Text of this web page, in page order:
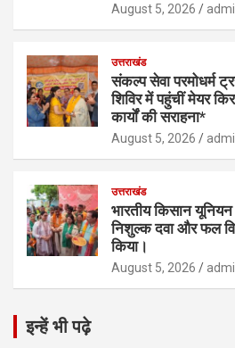
August 5, 2026
उत्तराखंड
संकल्प सेवा परमोधर्म
शिविर में पहुंचीं मेयर
कार्यों की सराहना*
August 5, 2026
उत्तराखंड
भारतीय किसान
निशुल्क दवा और फल
किया।
August 5, 2026
इन्हें भी पढ़े